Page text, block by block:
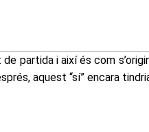
partida i així és com
aquest “sí” encara